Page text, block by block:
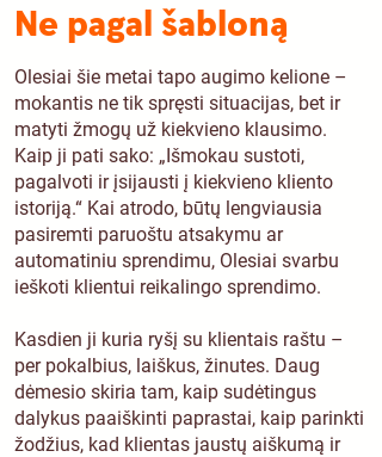
Ne pagal šabloną
Olesiai šie metai tapo augimo kelione –
mokantis ne tik spręsti situacijas, bet ir
matyti žmogų už kiekvieno klausimo.
Kaip ji pati sako: „Išmokau sustoti,
pagalvoti ir įsijausti į kiekvieno kliento
istoriją.“ Kai atrodo, būtų lengviausia
pasiremti paruoštu atsakymu ar
automatiniu sprendimu, Olesiai svarbu
ieškoti klientui reikalingo sprendimo.
Kasdien ji kuria ryšį su klientais raštu –
per pokalbius, laiškus, žinutes. Daug
dėmesio skiria tam, kaip sudėtingus
dalykus paaiškinti paprastai, kaip parinkti
žodžius, kad klientas jaustų aiškumą ir